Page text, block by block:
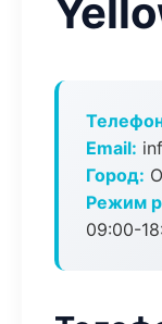
Email:
Город:
Режим
09:00-